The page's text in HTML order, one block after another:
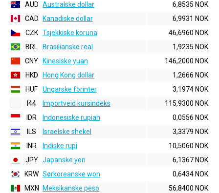
AUD Australske dollar
6,8535 NOK
CAD
Kanadiske dollar
6,9931 NOK
CZK Tsjekkiske koruna
46,6960 NOK
BRL
Brasilianske real
1,9235 NOK
CNY
Kinesiske yuan
146,2000 NOK
HKD
Hong Kong dollar
1,2666 NOK
HUF
Ungarske forinter
3,1974 NOK
I44
Importveid kursindeks
115,9300 NOK
IDR
Indonesiske rupiah
0,0556 NOK
ILS
Israelske shekel
3,3379 NOK
INR
Indiske rupi
10,5060 NOK
JPY Japanske yen
6,1367 NOK
KRW Sørkoreanske won
0,6434 NOK
MXN
Meksikanske peso
56,8400 NOK